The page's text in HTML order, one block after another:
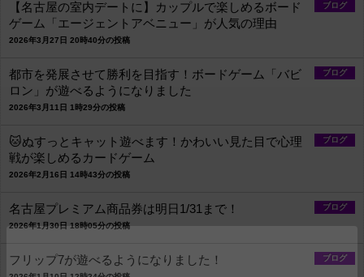
ブログ
【名古屋の室内デートに】カップルで楽しめるボード
ゲーム「エージェントアベニュー」が人気の理由
2026年3月27日 20時40分の投稿
ブログ
都市を発展させて勝利を目指す！ボードゲーム「バビ
ロン」が遊べるようになりました
2026年3月11日 1時29分の投稿
ブログ
🐱ぬすっとキャット遊べます！かわいい見た目で心理
戦が楽しめるカードゲーム
2026年2月16日 14時43分の投稿
ブログ
名古屋プレミアム商品券は明日1/31まで！
2026年1月30日 18時05分の投稿
ブログ
フリップ7が遊べるようになりました！